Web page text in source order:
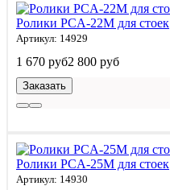
Ролики PCA-22M для стоек
Артикул: 14929
1 670 руб2 800 руб
Заказать
Ролики PCA-25M для стоек
Артикул: 14930